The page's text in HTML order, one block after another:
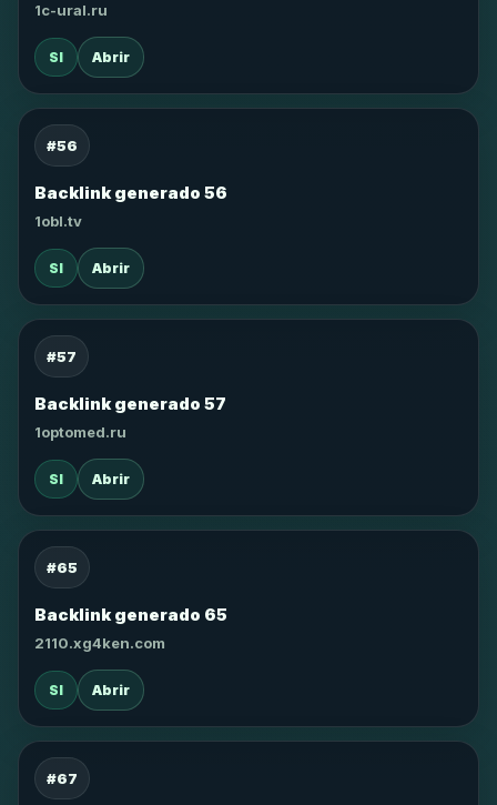
1c-ural.ru
SI Abrir
#56
Backlink generado 56
1obl.tv
SI Abrir
#57
Backlink generado 57
1optomed.ru
SI Abrir
#65
Backlink generado 65
2110.xg4ken.com
SI Abrir
#67